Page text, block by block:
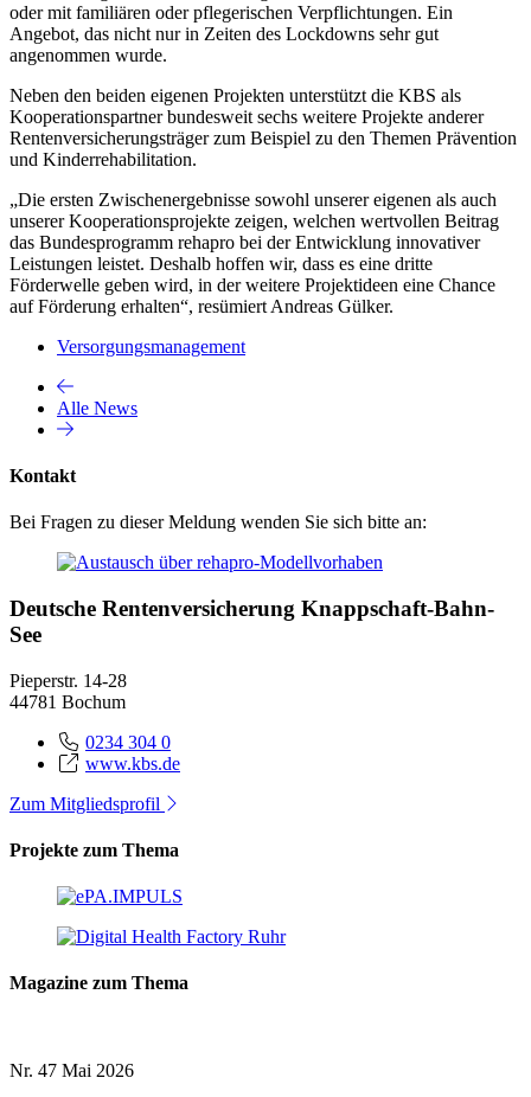
oder mit familiären oder pflegerischen Verpflichtungen. Ein
Angebot, das nicht nur in Zeiten des Lockdowns sehr gut
angenommen wurde.
Neben den beiden eigenen Projekten unterstützt die KBS als
Kooperationspartner bundesweit sechs weitere Projekte anderer
Rentenversicherungsträger zum Beispiel zu den Themen Prävention
und Kinderrehabilitation.
„Die ersten Zwischenergebnisse sowohl unserer eigenen als auch
unserer Kooperationsprojekte zeigen, welchen wertvollen Beitrag
das Bundesprogramm rehapro bei der Entwicklung innovativer
Leistungen leistet. Deshalb hoffen wir, dass es eine dritte
Förderwelle geben wird, in der weitere Projektideen eine Chance
auf Förderung erhalten“, resümiert Andreas Gülker.
Versorgungsmanagement
Alle News
Kontakt
Bei Fragen zu dieser Meldung wenden Sie sich bitte an:
Deutsche Rentenversicherung Knappschaft-Bahn-
See
Pieperstr. 14-28
44781 Bochum
0234 304 0
www.kbs.de
Zum Mitgliedsprofil
Projekte zum Thema
Magazine zum Thema
Nr. 47 Mai 2026